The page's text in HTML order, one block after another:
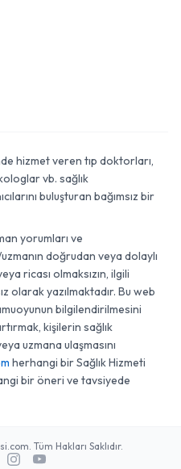
hizmet veren tıp doktorları,
vb. sağlık
buluşturan bağımsız bir
yorumları ve
doğrudan veya dolaylı
ricası olmaksızın, ilgili
olarak yazılmaktadır. Bu web
bilgilendirilmesini
kişilerin sağlık
uzmana ulaşmasını
herhangi bir Sağlık Hizmeti
bir öneri ve tavsiyede
Tüm Hakları Saklıdır.